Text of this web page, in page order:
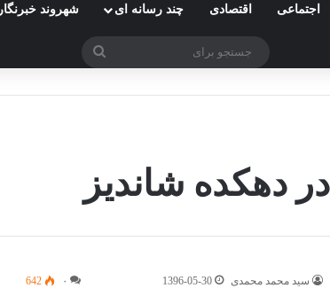
اجتماعی اقتصادی چند رسانه ای شهروند خبرنگار
جستجو
دهکده شاندیز
سید محمد محمدی 1396-05-30 ۰ 642